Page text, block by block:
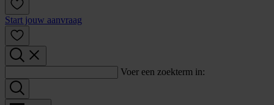
Start jouw aanvraag
Voer een zoekterm in: